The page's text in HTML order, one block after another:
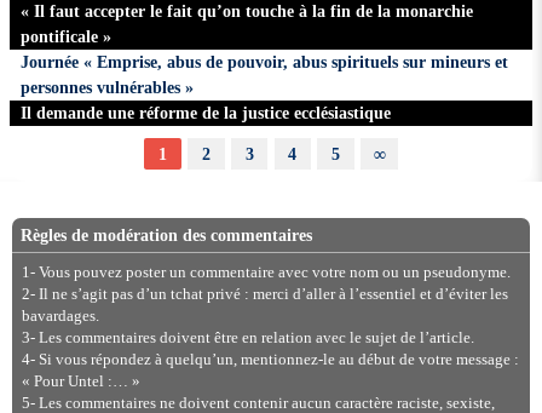
« Il faut accepter le fait qu’on touche à la fin de la monarchie
pontificale »
Journée « Emprise, abus de pouvoir, abus spirituels sur mineurs et
personnes vulnérables »
Il demande une réforme de la justice ecclésiastique
1 2 3 4 5 ∞
Règles de modération des commentaires
1- Vous pouvez poster un commentaire avec votre nom ou un pseudonyme.
2- Il ne s’agit pas d’un tchat privé : merci d’aller à l’essentiel et d’éviter les
bavardages.
3- Les commentaires doivent être en relation avec le sujet de l’article.
4- Si vous répondez à quelqu’un, mentionnez-le au début de votre message :
« Pour Untel :… »
5- Les commentaires ne doivent contenir aucun caractère raciste, sexiste,